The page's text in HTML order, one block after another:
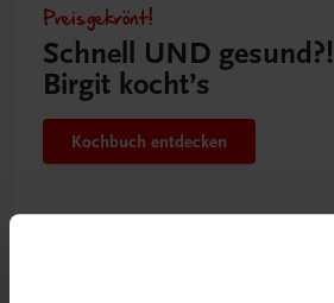
Preisgekrönt!
Schnell UND gesund?!
Birgit kocht’s
Kochbuch entdecken